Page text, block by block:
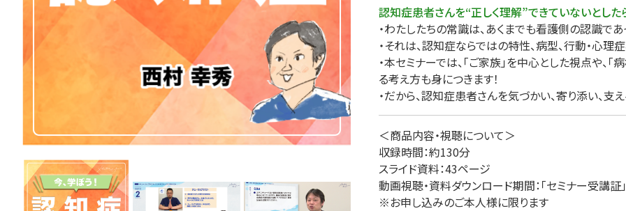
栄養
医療安全 看護管理 産業保健 在
退院調整・地域医療連携 高齢者介護
認知症患者さんを“正しく理解”できていないとした
・わたしたちの常識は、あくまでも看護側の認識で
・それは、認知症ならではの特性、病型、行動・心
・本セミナーでは、「ご家族」を中心とした視点や、
る考え方も身につきます！
・だから、認知症患者さんを気づかい、寄り添い、支
＜商品内容・視聴について＞
収録時間：約130分
スライド資料：43ページ
動画視聴・資料ダウンロード期間：「セミナー受講
※お申し込みのご本人様に限ります